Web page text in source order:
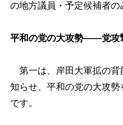
の地方議員・予定候補者の
平和の党の大攻勢――党攻
第一は、岸田大軍拡の背
知らせ、平和の党の大攻勢
です。